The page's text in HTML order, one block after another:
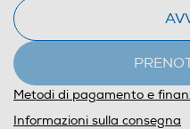
Metodi di pagamento e
Informazioni sulla consegna